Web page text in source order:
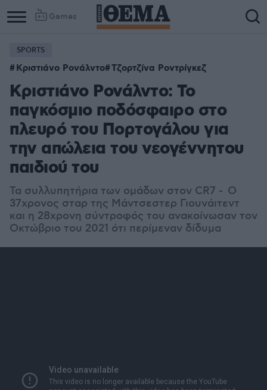
Games
Column
1
Column
2
SPORTS
Κριστιάνο Ρονάλντο Τζορτζίνα Ροντρίγκεζ
Κριστιάνο Ρονάλντο: Το
παγκόσμιο ποδόσφαιρο στο
πλευρό του Πορτογάλου για
την απώλεια του νεογέννητου
παιδιού του
Τα συλλυπητήρια των ομάδων στον CR7 - Ο
37χρονoς σταρ της Μάντσεστερ Γιουνάιτεντ
και η 28χρονη σύντροφός του ανακοίνωσαν τον
Οκτώβριο του 2021 ότι περίμεναν δίδυμα